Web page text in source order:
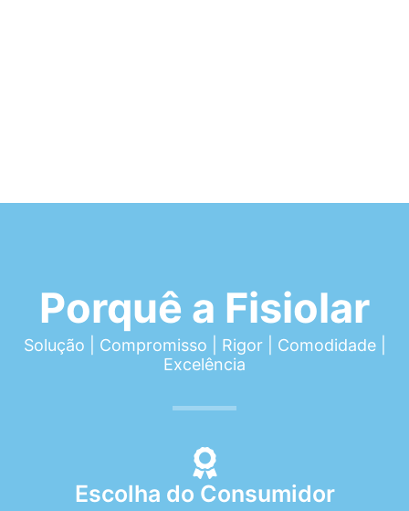
Porquê a Fisiolar
Solução | Compromisso | Rigor | Comodidade |
Excelência
Escolha do Consumidor